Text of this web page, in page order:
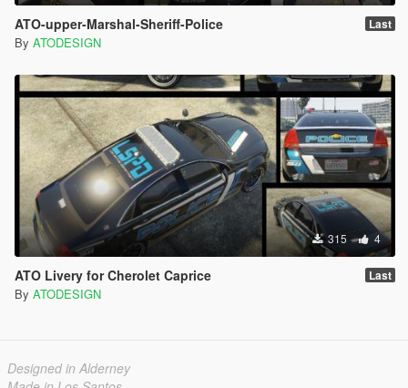
ATO-upper-Marshal-Sheriff-Police Last
By ATODESIGN
315 4
ATO Livery for Cherolet Caprice Last
By ATODESIGN
Designed in Alderney